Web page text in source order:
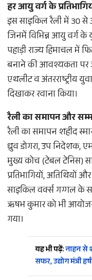
हर आयु वर्ग के
इस साइकिल रैली में 30 से
जिनमें विभिन्न आयु वर्ग
पहाड़ी राज्य हिमाचल में
बनाने की आवश्यकता पर
एथलीट व अंतरराष्ट्रीय
दिखाकर रवाना किया।
रैली का समापन और
रैली का समापन शहीद
ध्रुव डोगरा, उप निदेशक,
मुख्य कोच (टेबल टेनिस)
प्रतिभागियों, अतिथियों
साइकिल वर्क्स गग्गल के
ऋषभ कुमार को भी
गया।
यह भी पढ़ें:नाहन से
सफर, उद्योग मंत्री